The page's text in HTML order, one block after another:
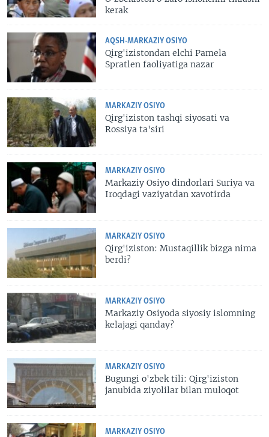
kerak
AQSH-MARKAZIY OSIYO
Qirg'izistondan elchi Pamela
Spratlen faoliyatiga nazar
MARKAZIY OSIYO
Qirg'iziston tashqi siyosati va
Rossiya ta'siri
MARKAZIY OSIYO
Markaziy Osiyo dindorlari Suriya va
Iroqdagi vaziyatdan xavotirda
MARKAZIY OSIYO
Qirg'iziston: Mustaqillik bizga nima
berdi?
MARKAZIY OSIYO
Markaziy Osiyoda siyosiy islomning
kelajagi qanday?
MARKAZIY OSIYO
Bugungi o'zbek tili: Qirg'iziston
janubida ziyolilar bilan muloqot
MARKAZIY OSIYO